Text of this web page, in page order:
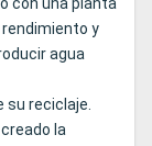
y
agua
reciclaje.
la